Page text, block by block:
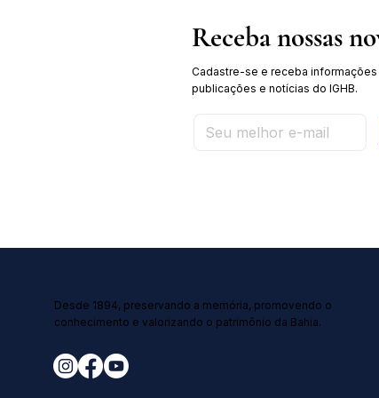
Receba nossas
Cadastre-se e receba
publicações e notícias do IGHB.
Desde 1894, preservando a memória, promovendo o
conhecimento e valorizando o patrimônio da Bahia.